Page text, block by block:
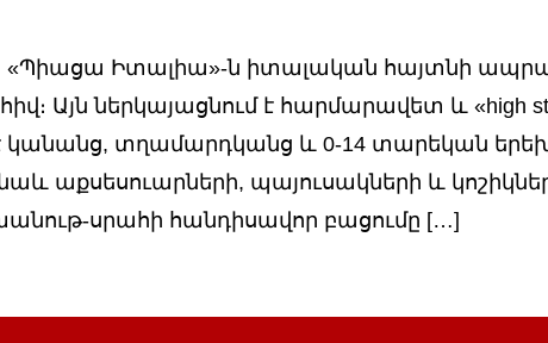
Իտալիա»-ն իտալական հայտնի
Այն ներկայացնում է հարմարավետ և
տղամարդկանց և 0-14 տարեկան
աքսեսուարների, պայուսակների և
սրահի հանդիսավոր բացումը […]